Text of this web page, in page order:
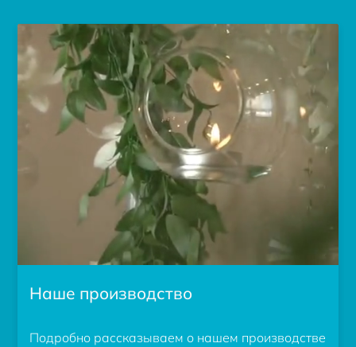
Наше производство
Подробно рассказываем о нашем производстве